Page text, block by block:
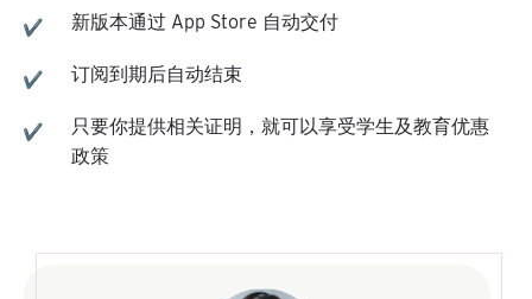
新版本通过 App Store 自动交付
订阅到期后自动结束
只要你提供相关证明，就可以享受学生及教育优惠
政策